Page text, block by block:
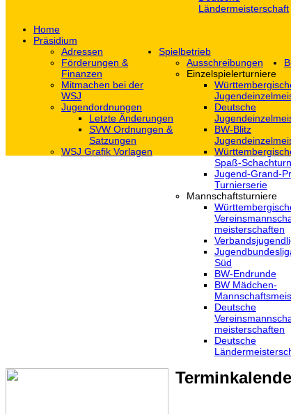
Ländermeisterschaft
Home
Präsidium
Adressen
Förderungen &
Finanzen
Mitmachen bei der
WSJ
Jugendordnungen
Letzte Änderungen
SVW Ordnungen &
Satzungen
WSJ Grafik Vorlagen
Spielbetrieb
Ausschreibungen
Einzelspielerturniere
Deutsche
BW-Blitz
Spaß-
Jugend-Grand-
Turnierserie
Mannschaftsturniere
meisterschaften
Süd
BW-Endrunde
BW Mädchen-
Deutsche
meisterschaften
Deutsche